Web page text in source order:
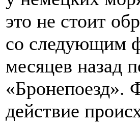
это не стоит
со следующим
месяцев назад
«Бронепоезд».
действие